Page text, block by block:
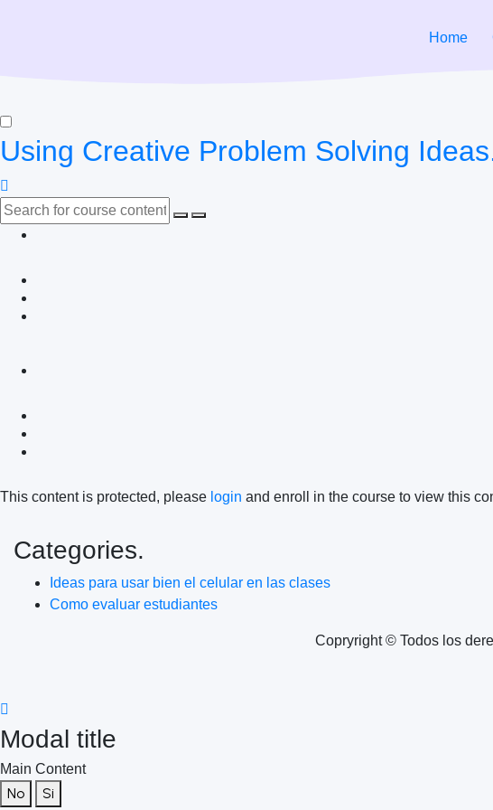
Home
Using Creative Problem Solving
This content is protected, please login and enroll in the course to view this
Categories.
Ideas para usar bien el celular en las clases
Como evaluar estudiantes
Copryright © Todos los
Modal title
Main Content
No Si